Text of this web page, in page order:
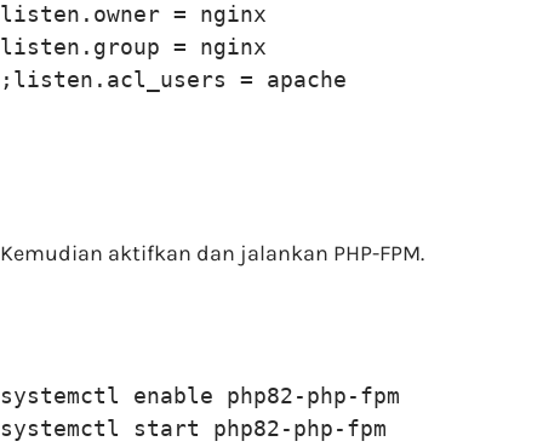
listen.owner = nginx
listen.group = nginx
;listen.acl_users = apache
Kemudian aktifkan dan jalankan PHP-FPM.
systemctl enable php82-php-fpm
systemctl start php82-php-fpm